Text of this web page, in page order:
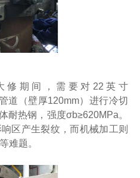
修期间
，需要对22英寸
道（壁厚120mm）进行冷切
耐热钢，强度σb≥620MPa。
区产生裂纹，而机械加工则
难题。